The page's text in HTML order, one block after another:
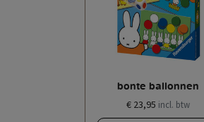
bonte ballonnen
€ 23,95 incl. btw